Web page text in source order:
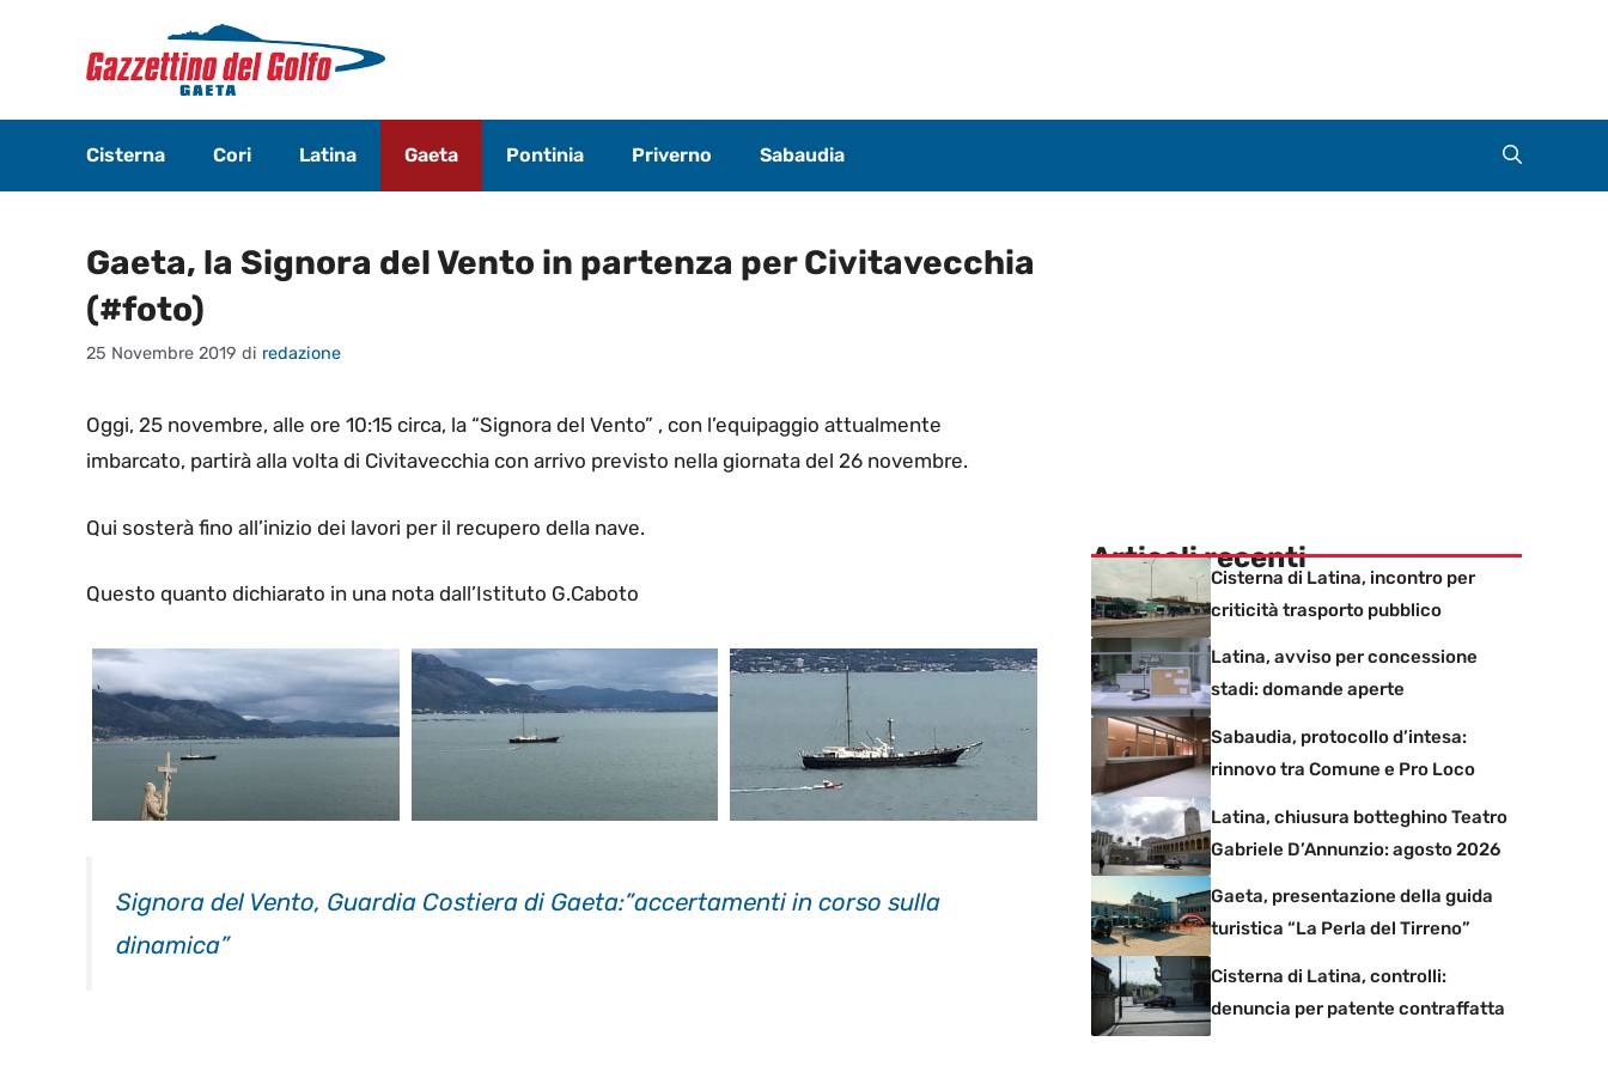
contenuto
Cisterna Cori Latina Gaeta Pontinia Priverno Sabaudia
Gaeta, la Signora del Vento in partenza per Civitavecchia
(#foto)
25 Novembre 2019 di redazione
Oggi, 25 novembre, alle ore 10:15 circa, la “Signora del Vento” , con l’equipaggio attualmente
imbarcato, partirà alla volta di Civitavecchia con arrivo previsto nella giornata del 26 novembre.
Qui sosterà fino all’inizio dei lavori per il recupero della nave.
Questo quanto dichiarato in una nota dall’Istituto G.Caboto
Articoli recenti
Cisterna di Latina, incontro per
criticità trasporto pubblico
Latina, avviso per concessione
stadi: domande aperte
Sabaudia, protocollo d’intesa:
rinnovo tra Comune e Pro Loco
Latina, chiusura botteghino Teatro
Gabriele D’Annunzio: agosto 2026
Gaeta, presentazione della guida
turistica “La Perla del Tirreno”
Cisterna di Latina, controlli:
denuncia per patente contraffatta